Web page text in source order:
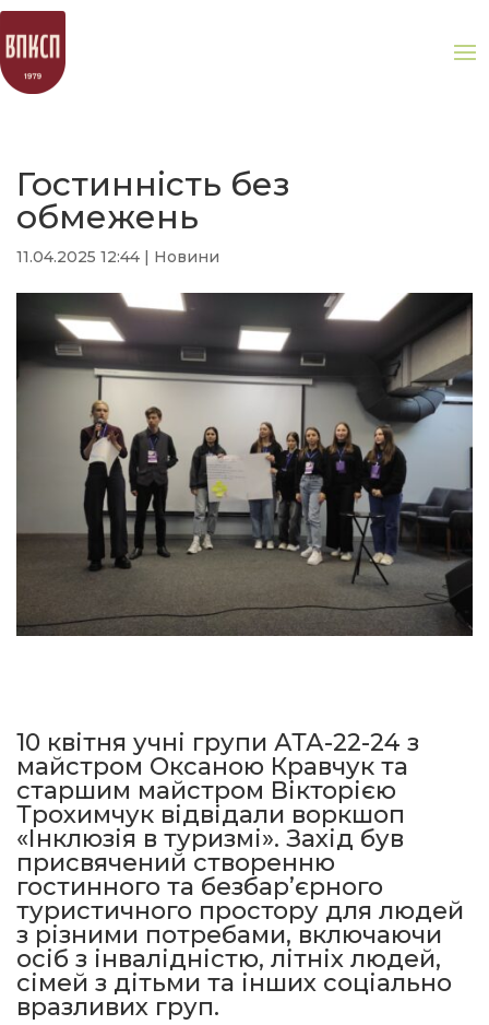
Гостинність без
обмежень
11.04.2025 12:44 Новини
10 квітня учні групи АТА-22-24 з
майстром Оксаною Кравчук та
старшим майстром Вікторією
Трохимчук відвідали воркшоп
«Інклюзія в туризмі». Захід був
присвячений створенню
гостинного та безбар’єрного
туристичного простору для людей
з різними потребами, включаючи
осіб з інвалідністю, літніх людей,
сімей з дітьми та інших соціально
вразливих груп.